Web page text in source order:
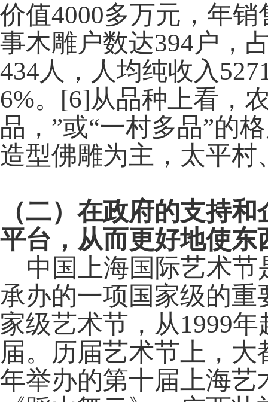
价值4000多万元，年
事木雕户数达394户，
434人，人均纯收入
6%。[6]从品种上看，
品，”或“一村多品”的
造型佛雕为主，太平
（二）在政府的支持
平台，从而更好地使
中国上海国际艺术节
承办的一项国家级的
家级艺术节，从1999
届。历届艺术节上，
年举办的第十届上海